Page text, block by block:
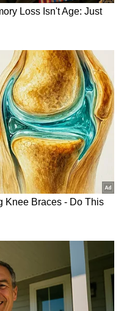
ಉದ್ದದ ಏಕ-ಟ್ಯೂಬ್
ಭೇದಿಸುವ
ಮೂಲಸೌಕರ್ಯ
ಪರಿಗಣಿಸಲಾಗಿದೆ.
ಅಡಿ ಎತ್ತರದಲ್ಲಿರುವ
ಅತಿ ಉದ್ದದ ಏಕ-
ಹೆಗ್ಗಳಿಕೆಗೆ